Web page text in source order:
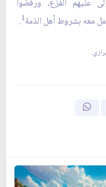
عليهم الفزع، ورفضوا
معه بشروط أهل الذمة1
.